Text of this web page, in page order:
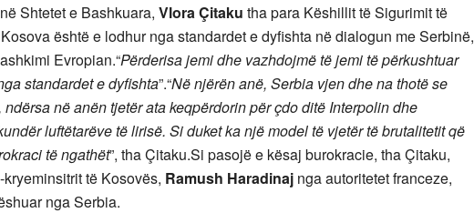
Shtetet e Bashkuara, Vlora Çitaku tha para Këshillit të Sigurimit të
është e lodhur nga standardet e dyfishta në dialogun me Serbinë,
Evropian.“Përderisa jemi dhe vazhdojmë të jemi të përkushtuar
standardet e dyfishta”.“Në njërën anë, Serbia vjen dhe na thotë se
në anën tjetër ata keqpërdorin për çdo ditë Interpolin dhe
luftëtarëve të lirisë. Si duket ka një model të vjetër të brutalitetit që
të ngathët”, tha Çitaku.Si pasojë e kësaj burokracie, tha Çitaku,
të Kosovës, Ramush Haradinaj nga autoritetet franceze,
nga Serbia.